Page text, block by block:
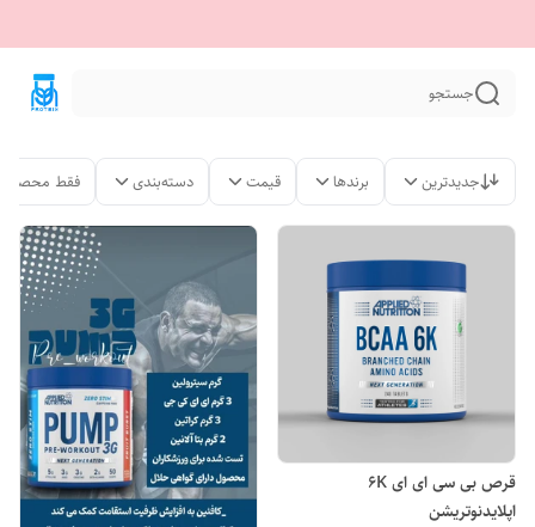
جستجو
جدیدترین برندها قیمت دسته‌بندی فقط
قرص بی سی ای ای 6K
اپلایدنوتریشن